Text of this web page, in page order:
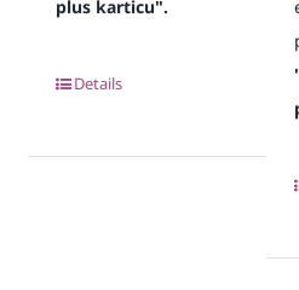
plus karticu".
Details